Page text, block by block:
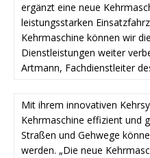
ergänzt eine neue
leistungsstarken
Kehrmaschine können wir
Dienstleistungen weiter
Artmann, Fachdienstleiter
Mit ihrem innovativen
Kehrmaschine effizient und
Straßen und Gehwege
werden. „Die neue